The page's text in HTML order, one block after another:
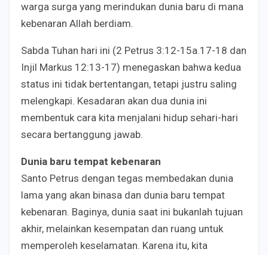
warga surga yang merindukan dunia baru di mana
kebenaran Allah berdiam.
Sabda Tuhan hari ini (2 Petrus 3:12-15a.17-18 dan
Injil Markus 12:13-17) menegaskan bahwa kedua
status ini tidak bertentangan, tetapi justru saling
melengkapi. Kesadaran akan dua dunia ini
membentuk cara kita menjalani hidup sehari-hari
secara bertanggung jawab.
Dunia baru tempat kebenaran
Santo Petrus dengan tegas membedakan dunia
lama yang akan binasa dan dunia baru tempat
kebenaran. Baginya, dunia saat ini bukanlah tujuan
akhir, melainkan kesempatan dan ruang untuk
memperoleh keselamatan. Karena itu, kita